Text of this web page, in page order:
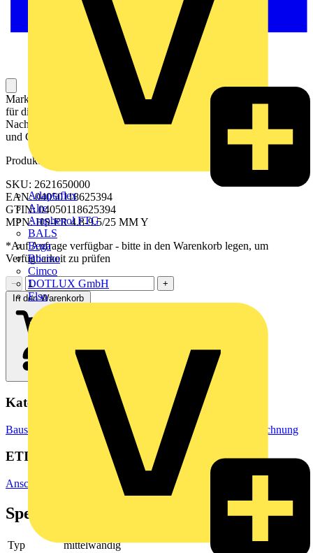
Adaptaflex
Alre
Amphenol FTG
BALS
Bega
Bticino
Cimco
DOTLUX GmbH
Elso
Markierer für Leiter und Kabel sind Kennzeichnungselemente, die
für die eindeutige Kennzeichnung, Organisation und
Nachverfolgbarkeit von elektrischen Leitern und Kabeln in Anlagen
und Geräten verwendet werden.
Produktkennzeichen
SKU: 2621650000
EAN: 04050118625394
GTIN: 04050118625394
MPN: HS-FR 4.8-9.5/25 MM Y
*Auf Anfrage verfügbar - bitte in den Warenkorb legen, um
Verfügbarkeit zu prüfen
−
+
In den Warenkorb
Kategorien
Baustoffe & Verbrauchsmaterialien Markierung & Kennzeichnung
ETIM Group
Anschluss- und Verbindungstechnik/Isoliermaterial (Elektro)
Spezifikationen
Typ
mittelwandig